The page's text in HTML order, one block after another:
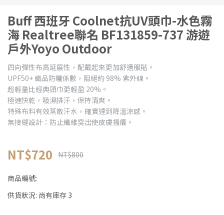
Buff 西班牙 Coolnet抗UV頭巾-水色霧
海 Realtree聯名 BF131859-737 游遊
戶外Yoyo Outdoor
四向彈性布高延展性，配戴起來更加舒適服貼。
UPF50+ 織品防曬係數，阻絕約 98% 紫外線。
超輕量比經典頭巾更輕盈 20%。
極速快乾，吸濕排汗，保持清爽。
特殊布料有效蒸散汗水，確實達到降溫涼感。
無接縫設計：防止纖維突出使皮膚搔癢。
NT$720 NT$800
商品編號:
供貨狀況: 尚有庫存 3